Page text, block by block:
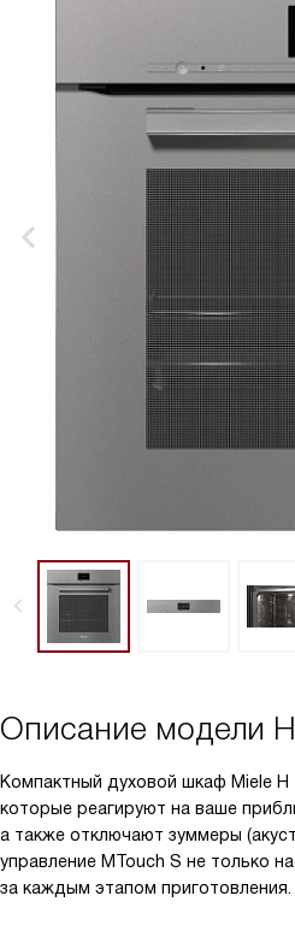
Описание модели
Компактный духовой шкаф Miele
которые реагируют на ваше
а также отключают зуммеры
управление MTouch S не только
за каждым этапом приготовления.